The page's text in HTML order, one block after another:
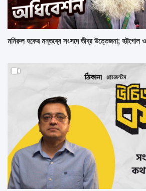
মনিরুল হকের মন্তব্যে সংসদে তীব্র উত্তেজনা; হট্টগোল